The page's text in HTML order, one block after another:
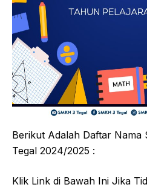
Berikut Adalah Daftar Nama
Tegal 2024/2025 :
Klik Link di Bawah Ini Jika